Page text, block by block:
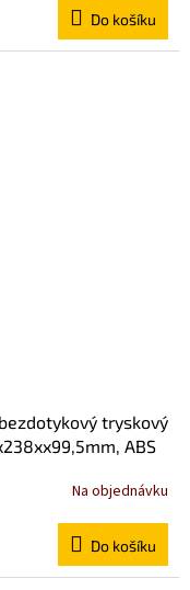
Do košíku
bezdotykový tryskový
ABS
Na objednávku
Do košíku